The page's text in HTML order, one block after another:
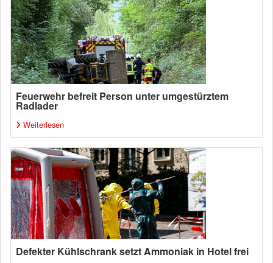
Feuerwehr befreit Person unter umgestürztem
Radlader
Weiterlesen
Defekter Kühlschrank setzt Ammoniak in Hotel frei